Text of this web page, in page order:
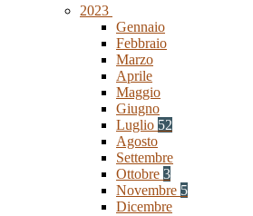
2023
Gennaio
Febbraio
Marzo
Aprile
Maggio
Giugno
Luglio 52
Agosto
Settembre
Ottobre 3
Novembre 5
Dicembre